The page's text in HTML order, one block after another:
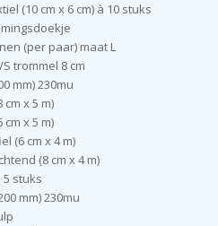
(10 cm x 6 cm) à 10 stuks
(per paar) maat L
trommel 8 cm
mm) 230mu
x 5 m)
x 5 m)
(6 cm x 4 m)
(8 cm x 4 m)
5 stuks
mm) 230mu